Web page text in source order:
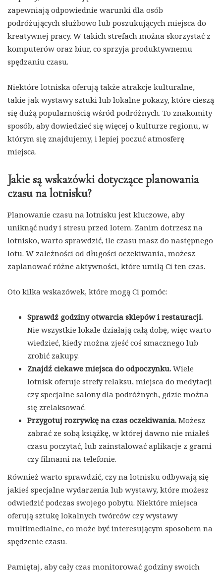
zapewniają odpowiednie warunki dla osób
podróżujących służbowo lub poszukujących miejsca do
kreatywnej pracy. W takich strefach można skorzystać z
komputerów oraz biur, co sprzyja produktywnemu
spędzaniu czasu.
Niektóre lotniska oferują także atrakcje kulturalne,
takie jak wystawy sztuki lub lokalne pokazy, które cieszą
się dużą popularnością wśród podróżnych. To znakomity
sposób, aby dowiedzieć się więcej o kulturze regionu, w
którym się znajdujemy, i lepiej poczuć atmosferę
miejsca.
Jakie są wskazówki dotyczące planowania
czasu na lotnisku?
Planowanie czasu na lotnisku jest kluczowe, aby
uniknąć nudy i stresu przed lotem. Zanim dotrzesz na
lotnisko, warto sprawdzić, ile czasu masz do następnego
lotu. W zależności od długości oczekiwania, możesz
zaplanować różne aktywności, które umilą Ci ten czas.
Oto kilka wskazówek, które mogą Ci pomóc:
Sprawdź godziny otwarcia sklepów i restauracji.
Nie wszystkie lokale działają całą dobę, więc warto
wiedzieć, kiedy można zjeść coś smacznego lub
zrobić zakupy.
Znajdź ciekawe miejsca do odpoczynku. Wiele
lotnisk oferuje strefy relaksu, miejsca do medytacji
czy specjalne salony dla podróżnych, gdzie można
się zrelaksować.
Przygotuj rozrywkę na czas oczekiwania. Możesz
zabrać ze sobą książkę, w której dawno nie miałeś
czasu poczytać, lub zainstalować aplikacje z grami
czy filmami na telefonie.
Również warto sprawdzić, czy na lotnisku odbywają się
jakieś specjalne wydarzenia lub wystawy, które możesz
odwiedzić podczas swojego pobytu. Niektóre miejsca
oferują sztukę lokalnych twórców czy wystawy
multimedialne, co może być interesującym sposobem na
spędzenie czasu.
Pamiętaj, aby cały czas monitorować godziny swoich